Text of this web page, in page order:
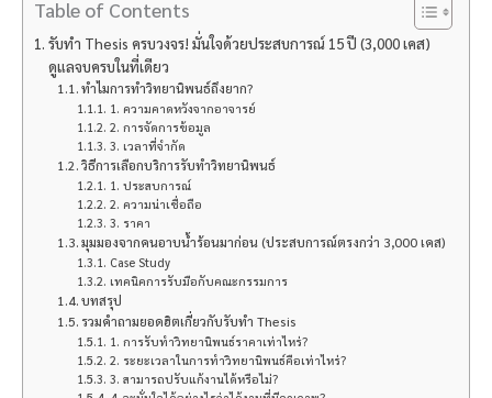
Table of Contents
รับทำ Thesis ครบวงจร! มั่นใจด้วยประสบการณ์ 15 ปี (3,000 เคส)
ดูแลจบครบในที่เดียว
ทำไมการทำวิทยานิพนธ์ถึงยาก?
1. ความคาดหวังจากอาจารย์
2. การจัดการข้อมูล
3. เวลาที่จำกัด
วิธีการเลือกบริการรับทำวิทยานิพนธ์
1. ประสบการณ์
2. ความน่าเชื่อถือ
3. ราคา
มุมมองจากคนอาบน้ำร้อนมาก่อน (ประสบการณ์ตรงกว่า 3,000 เคส)
Case Study
เทคนิคการรับมือกับคณะกรรมการ
บทสรุป
รวมคำถามยอดฮิตเกี่ยวกับรับทำ Thesis
1. การรับทำวิทยานิพนธ์ราคาเท่าไหร่?
2. ระยะเวลาในการทำวิทยานิพนธ์คือเท่าไหร่?
3. สามารถปรับแก้งานได้หรือไม่?